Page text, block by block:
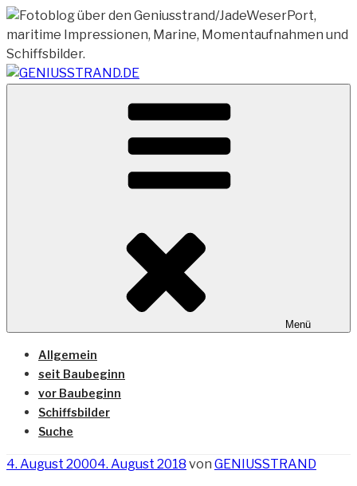
Zum
Inhalt
springen
GENIUSSTRAND.DE
Vom Geniusstrand zum JadeWeserPort/Container
Terminal Wilhelmshaven
Menü
Allgemein
seit Baubeginn
vor Baubeginn
Schiffsbilder
Suche
Veröffentlicht
4. August 20004. August 2018 von GENIUSSTRAND